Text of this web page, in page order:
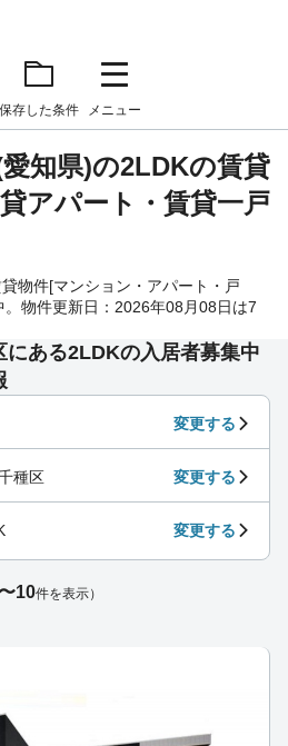
保存した条件 メニュー
知県)の2LDKの賃貸
アパート・賃貸一戸
物件[マンション・アパート・戸
物件更新日：2026年08月08日は7
ある2LDKの入居者募集中
変更する
種区 変更する
変更する
10件を表示）